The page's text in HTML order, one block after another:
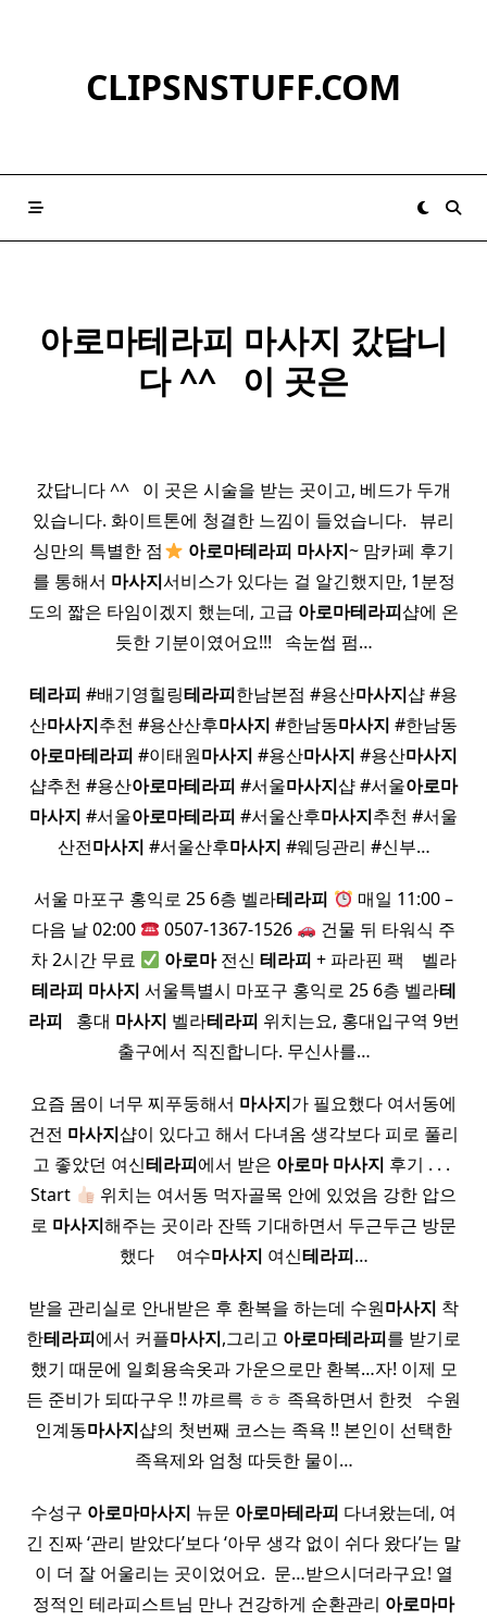
CLIPSNSTUFF.COM
아로마테라피 마사지 갔답니
다 ^^ ​ ​ 이 곳은
갔답니다 ^^ ​ ​ 이 곳은 시술을 받는 곳이고, 베드가 두개
있습니다. 화이트톤에 청결한 느낌이 들었습니다. ​ ​ 뷰리
싱만의 특별한 점
아로마테라피 마사지~ 맘카페 후기
를 통해서 마사지서비스가 있다는 걸 알긴했지만, 1분정
도의 짧은 타임이겠지 했는데, 고급 아로마테라피샵에 온
듯한 기분이였어요!!! ​ ​ 속눈썹 펌…
테라피 #배기영힐링테라피한남본점 #용산마사지샵 #용
산마사지추천 #용산산후마사지 #한남동마사지 #한남동
아로마테라피 #이태원마사지 #용산마사지 #용산마사지
샵추천 #용산아로마테라피 #서울마사지샵 #서울아로마
마사지 #서울아로마테라피 #서울산후마사지추천 #서울
산전마사지 #서울산후마사지 #웨딩관리 #신부…
서울 마포구 홍익로 25 6층 벨라테라피
매일 11:00 –
다음 날 02:00
0507-1367-1526
건물 뒤 타워식 주
차 2시간 무료
아로마전신테라피 + 파라핀 팩 ​ ​ ​ 벨라
테라피 마사지 서울특별시 마포구 홍익로 25 6층 벨라테
라피 ​ ​ 홍대 마사지 벨라테라피 위치는요, 홍대입구역 9번
출구에서 직진합니다. 무신사를…
요즘 몸이 너무 찌푸둥해서 마사지가 필요했다 여서동에
건전 마사지샵이 있다고 해서 다녀옴 생각보다 피로 풀리
고 좋았던 여신테라피에서 받은 아로마 마사지 후기 . . . ​
Start
위치는 여서동 먹자골목 안에 있었음 강한 압으
로 마사지해주는 곳이라 잔뜩 기대하면서 두근두근 방문
했다 ​ ​ ​ ​ 여수마사지 여신테라피…
받을 관리실로 안내받은 후 환복을 하는데 수원마사지 착
한테라피에서 커플마사지,그리고 아로마테라피를 받기로
했기 때문에 일회용속옷과 가운으로만 환복…자! 이제 모
든 준비가 되따구우 !! 꺄르륵 ㅎㅎ 족욕하면서 한컷 ​ ​ 수원
인계동마사지샵의 첫번째 코스는 족욕 !! 본인이 선택한
족욕제와 엄청 따듯한 물이…
수성구 아로마마사지 뉴문 아로마테라피 다녀왔는데, 여
긴 진짜 ‘관리 받았다’보다 ‘아무 생각 없이 쉬다 왔다’는 말
이 더 잘 어울리는 곳이었어요. ​ 문…받으시더라구요! 열
정적인 테라피스트님 만나 건강하게 순환관리 아로마마